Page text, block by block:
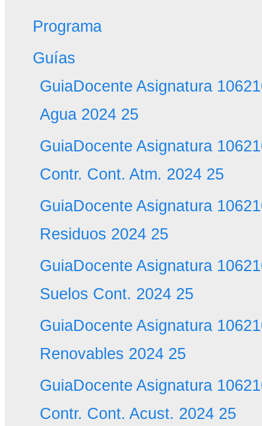
Programa
Guías
GuiaDocente Asignatura
Agua 2024 25
GuiaDocente Asignatura
Contr. Cont. Atm. 2024 25
GuiaDocente Asignatura
Residuos 2024 25
GuiaDocente Asignatura
Suelos Cont. 2024 25
GuiaDocente Asignatura
Renovables 2024 25
GuiaDocente Asignatura
Contr. Cont. Acust. 2024 25